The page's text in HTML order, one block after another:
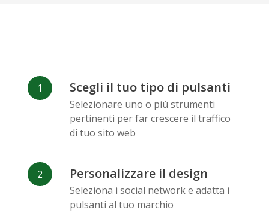
Facebook
Messenger
Odnoklassniki
Sina
Weibo
Vk Blogger
Scegli il tuo tipo di pulsanti
Selezionare uno o più strumenti
pertinenti per far crescere il traffico
di tuo sito web
Personalizzare il design
Seleziona i social network e adatta i
pulsanti al tuo marchio